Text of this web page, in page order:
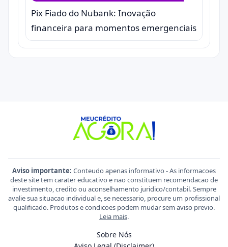
Pix Fiado do Nubank: Inovação
financeira para momentos emergenciais
Aviso importante: Conteudo apenas informativo - As informacoes
deste site tem carater educativo e nao constituem recomendacao de
investimento, credito ou aconselhamento juridico/contabil. Sempre
avalie sua situacao individual e, se necessario, procure um profissional
qualificado. Produtos e condicoes podem mudar sem aviso previo.
Leia mais.
Sobre Nós